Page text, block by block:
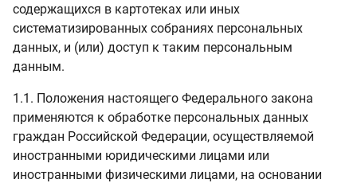
содержащихся в картотеках или иных
систематизированных собраниях персональных
данных, и (или) доступ к таким персональным
данным.
1.1. Положения настоящего Федерального закона
применяются к обработке персональных данных
граждан Российской Федерации, осуществляемой
иностранными юридическими лицами или
иностранными физическими лицами, на основании